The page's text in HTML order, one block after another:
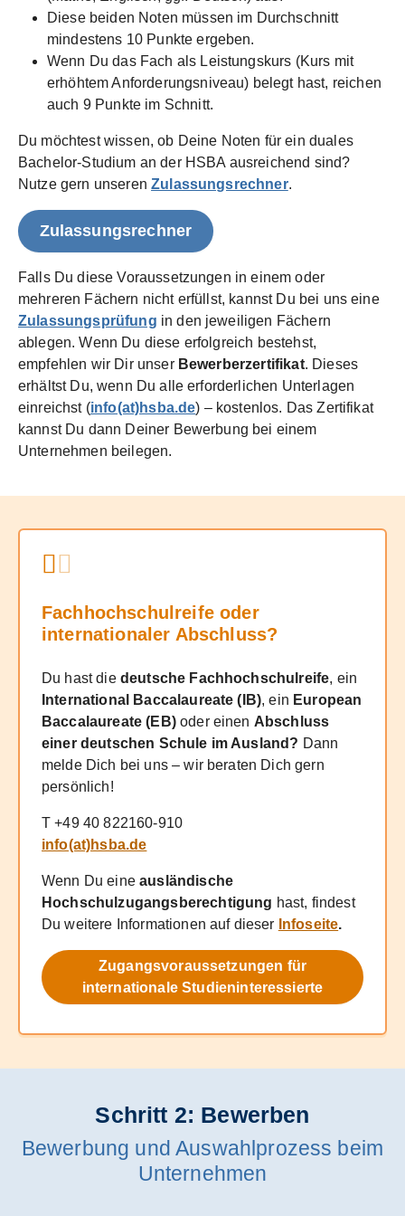
Diese beiden Noten müssen im Durchschnitt
mindestens 10 Punkte ergeben.
Wenn Du das Fach als Leistungskurs (Kurs mit
erhöhtem Anforderungsniveau) belegt hast, reichen
auch 9 Punkte im Schnitt.
Du möchtest wissen, ob Deine Noten für ein duales
Bachelor-Studium an der HSBA ausreichend sind?
Nutze gern unserenZulassungsrechner.
Zulassungsrechner
Falls Du diese Voraussetzungen in einem oder
mehreren Fächern nicht erfüllst, kannst Du bei uns eine
Zulassungsprüfung in den jeweiligen Fächern
ablegen. Wenn Du diese erfolgreich bestehst,
empfehlen wir Dir unser Bewerberzertifikat. Dieses
erhältst Du, wenn Du alle erforderlichen Unterlagen
einreichst (info(at)hsba.de) – kostenlos. Das Zertifikat
kannst Du dann Deiner Bewerbung bei einem
Unternehmen beilegen.
Fachhochschulreife oder
internationaler Abschluss?
Du hast die deutsche Fachhochschulreife, ein
International Baccalaureate (IB), ein European
Baccalaureate (EB)oder einen Abschluss
einer deutschen Schule im Ausland? Dann
melde Dich bei uns – wir beraten Dich gern
persönlich!
T +49 40 822160-910
info(at)hsba.de
Wenn Du eineausländische
Hochschulzugangsberechtigung hast, findest
Du weitere Informationen auf dieser Infoseite.
Zugangsvoraussetzungen für
internationale Studieninteressierte
Schritt 2: Bewerben
Bewerbung und Auswahlprozess beim
Unternehmen